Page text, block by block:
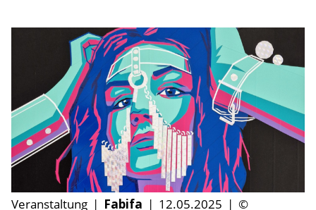
Veranstaltung | Fabifa | 12.05.2025 | ©